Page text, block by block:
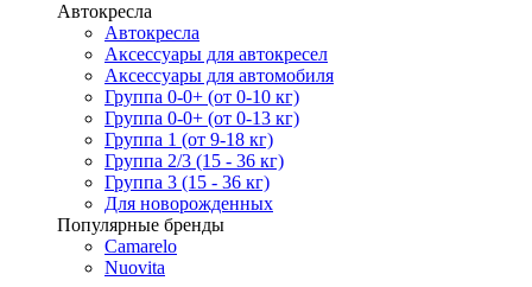
Автокресла
Автокресла
Аксессуары для автокресел
Аксессуары для автомобиля
Группа 0-0+ (от 0-10 кг)
Группа 0-0+ (от 0-13 кг)
Группа 1 (от 9-18 кг)
Группа 2/3 (15 - 36 кг)
Группа 3 (15 - 36 кг)
Для новорожденных
Популярные бренды
Camarelo
Nuovita